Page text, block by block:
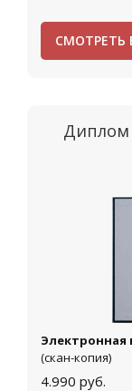
СМОТРЕТЬ
Диплом
Электронная
(скан-копия)
4.990 руб.